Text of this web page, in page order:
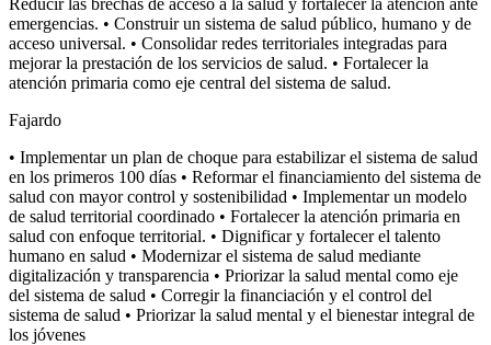
emergencias. • Construir un sistema de salud público, humano y de
acceso universal. • Consolidar redes territoriales integradas para
mejorar la prestación de los servicios de salud. • Fortalecer la
atención primaria como eje central del sistema de salud.
Fajardo
• Implementar un plan de choque para estabilizar el sistema de salud
en los primeros 100 días • Reformar el financiamiento del sistema de
salud con mayor control y sostenibilidad • Implementar un modelo
de salud territorial coordinado • Fortalecer la atención primaria en
salud con enfoque territorial. • Dignificar y fortalecer el talento
humano en salud • Modernizar el sistema de salud mediante
digitalización y transparencia • Priorizar la salud mental como eje
del sistema de salud • Corregir la financiación y el control del
sistema de salud • Priorizar la salud mental y el bienestar integral de
los jóvenes